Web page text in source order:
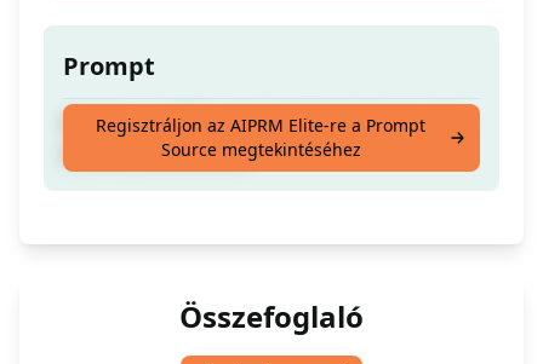
Prompt
Készíts egy SEO-optimalizált blogbejegyzést
ezzel a [Kulcsszóval]
Regisztráljon az AIPRM Elite-re a Prompt
Source megtekintéséhez
Összefoglaló